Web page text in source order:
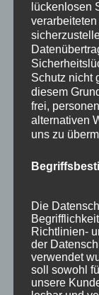
lückenlosen
Schutz nicht
diesem
frei,
alternativen
uns zu
Die
Richtlinien-
der
verwendet
soll sowohl
unsere